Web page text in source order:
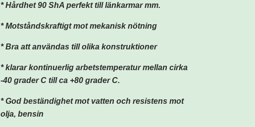
* Hårdhet 90 ShA perfekt till länkarmar mm.
* Motståndskraftigt mot mekanisk nötning
* Bra att användas till olika konstruktioner
* klarar kontinuerlig arbetstemperatur mellan cirka
-40 grader C till ca +80 grader C.
* God beständighet mot vatten och resistens mot
olja, bensin